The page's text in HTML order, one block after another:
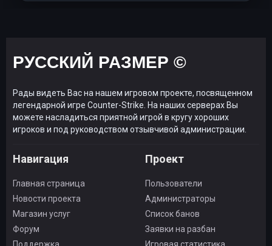
РУССКИЙ РАЗМЕР ©
Рады видеть Вас на нашем игровом проекте, посвященном
легендарной игре Counter-Strike. На наших серверах Вы
можете насладиться приятной игрой в кругу хороших
игроков и под руководством отзывчивой администрации.
Навигация
Главная страница
Новости проекта
Магазин услуг
Форум
Проект
Пользователи
Администраторы
Список банов
Заявки на разбан